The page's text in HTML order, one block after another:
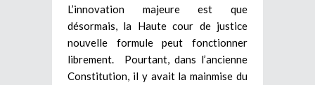
L’innovation majeure est que
désormais, la Haute cour de justice
nouvelle formule peut fonctionner
librement. Pourtant, dans l’ancienne
Constitution, il y avait la mainmise du